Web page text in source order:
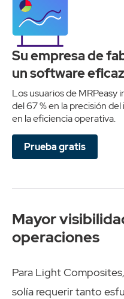
Su empresa de
un software eficaz
Los usuarios de
del 67 % en la precisión
en la eficiencia operativa.
Prueba gratis
Mayor
operaciones
Para Light
solía requerir tanto